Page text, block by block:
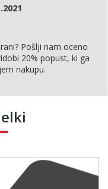
Pošlji nam oceno
20% popust, ki ga
nakupu.